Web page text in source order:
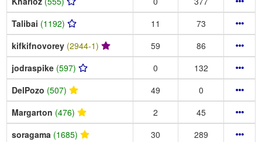
Talibai (1192) 11
73
kifkifnovorey (2944-1) 59
86
jodraspike (597) 0
132
DelPozo (507) 49
0
Margarton (476) 2
45
soragama (1685) 30
289